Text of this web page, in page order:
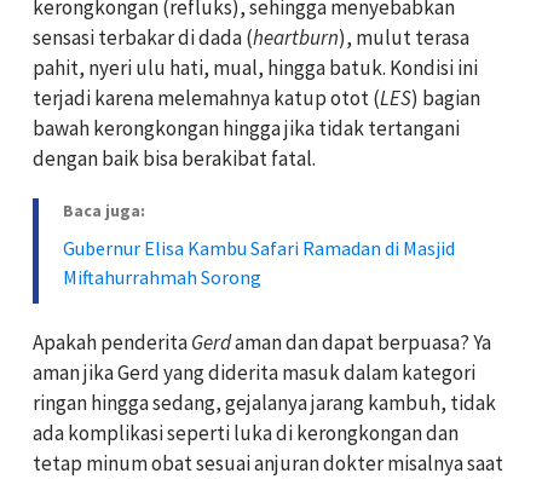
kerongkongan (refluks), sehingga menyebabkan
sensasi terbakar di dada (heartburn), mulut terasa
pahit, nyeri ulu hati, mual, hingga batuk. Kondisi ini
terjadi karena melemahnya katup otot (LES) bagian
bawah kerongkongan hingga jika tidak tertangani
dengan baik bisa berakibat fatal.
Baca juga:
Gubernur Elisa Kambu Safari Ramadan di Masjid
Miftahurrahmah Sorong
Apakah penderitaGerdaman dan dapat berpuasa? Ya
aman jika Gerd yang diderita masuk dalam kategori
ringan hingga sedang, gejalanya jarang kambuh, tidak
ada komplikasi seperti luka di kerongkongan dan
tetap minum obat sesuai anjuran dokter misalnya saat